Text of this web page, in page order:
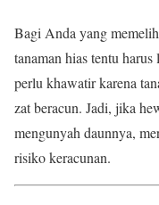
Bagi Anda yang
tanaman hias tentu
perlu khawatir karena
zat beracun. Jadi, jika
mengunyah daunnya,
risiko keracunan.